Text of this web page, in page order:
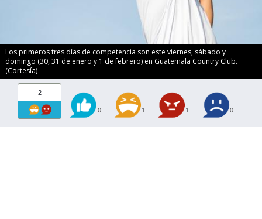
Los primeros tres días de competencia son este viernes, sábado y
domingo (30, 31 de enero y 1 de febrero) en Guatemala Country Club.
(Cortesía)
2
0 1 1 0